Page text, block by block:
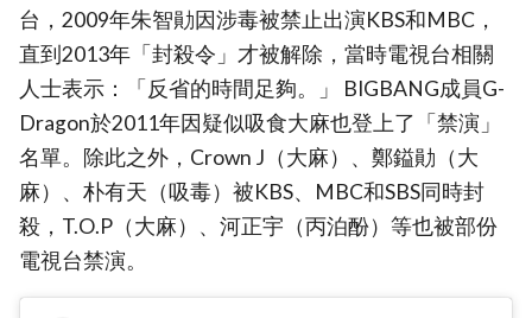
台，2009年朱智勛因涉毒被禁止出演KBS和MBC，
直到2013年「封殺令」才被解除，當時電視台相關
人士表示：「反省的時間足夠。」 BIGBANG成員G-
Dragon於2011年因疑似吸食大麻也登上了「禁演」
名單。除此之外，Crown J（大麻）、鄭鎰勛（大
麻）、朴有天（吸毒）被KBS、MBC和SBS同時封
殺，T.O.P（大麻）、河正宇（丙泊酚）等也被部份
電視台禁演。